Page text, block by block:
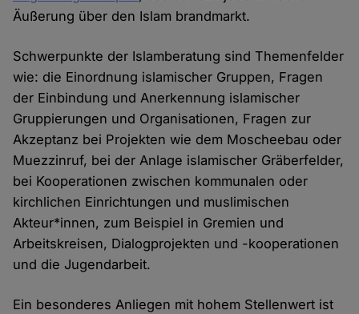
Äußerung über den Islam brandmarkt.
Schwerpunkte der Islamberatung sind Themenfelder
wie: die Einordnung islamischer Gruppen, Fragen
der Einbindung und Anerkennung islamischer
Gruppierungen und Organisationen, Fragen zur
Akzeptanz bei Projekten wie dem Moscheebau oder
Muezzinruf, bei der Anlage islamischer Gräberfelder,
bei Kooperationen zwischen kommunalen oder
kirchlichen Einrichtungen und muslimischen
Akteur*innen, zum Beispiel in Gremien und
Arbeitskreisen, Dialogprojekten und -kooperationen
und die Jugendarbeit.
Ein besonderes Anliegen mit hohem Stellenwert ist